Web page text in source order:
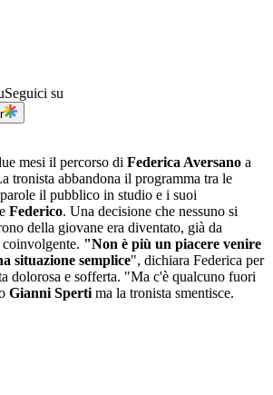
Seguici su
mesi il percorso di Federica Aversano a
tronista abbandona il programma tra le
il pubblico in studio e i suoi
e Federico. Una decisione che nessuno si
della giovane era diventato, già da
"Non è più un piacere venire
situazione semplice", dichiara Federica per
dolorosa e sofferta. "Ma c'è qualcuno fuori
Gianni Sperti ma la tronista smentisce.